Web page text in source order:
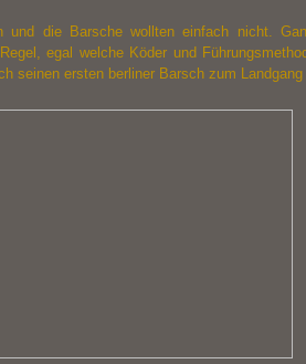
die Barsche wollten einfach nicht.
egal welche Köder und
seinen ersten berliner Barsch zum Landgang